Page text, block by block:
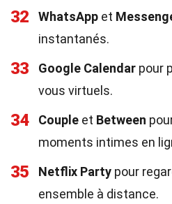
32 WhatsApp et
instantanés.
33 Google Calendar pour
vous virtuels.
34 Couple et Between
moments intimes en
35 Netflix Party pour
ensemble à distance.